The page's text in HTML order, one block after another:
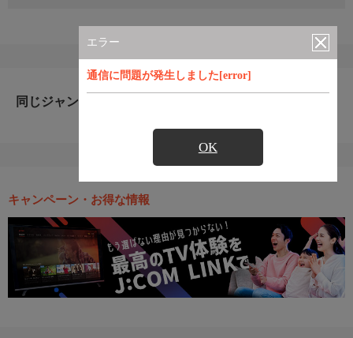
エラー
通信に問題が発生しました[error]
OK
同じジャンルのおすすめ番組
キャンペーン・お得な情報